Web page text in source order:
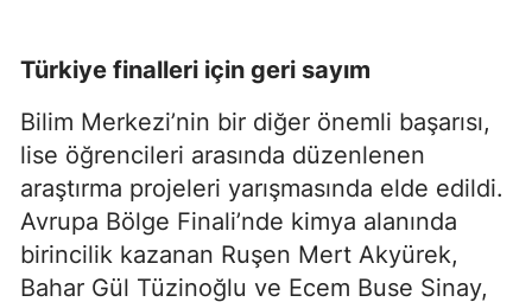
Türkiye finalleri için geri sayım
Bilim Merkezi’nin bir diğer önemli başarısı,
lise öğrencileri arasında düzenlenen
araştırma projeleri yarışmasında elde edildi.
Avrupa Bölge Finali’nde kimya alanında
birincilik kazanan Ruşen Mert Akyürek,
Bahar Gül Tüzinoğlu ve Ecem Buse Sinay,